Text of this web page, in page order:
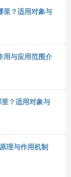
里？适用对象与
用与应用范围介
？适用对象与
理与作用机制